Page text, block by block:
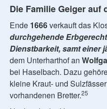
Die Familie Geiger auf
Ende 1666verkauft das
durchgehende
Dienstbarkeit, samt einer
dem Unterharthof an
bei Haselbach. Dazu
kleine Kraut- und
vorhandenen Bretter.25